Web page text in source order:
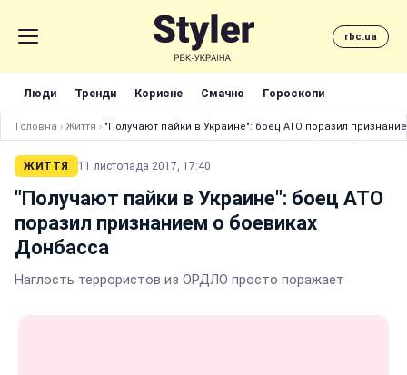
rbc.ua
Люди Тренди Корисне Смачно Гороскопи
Головна › Життя › "Получают пайки в Украине": боец АТО поразил
ЖИТТЯ 11 листопада 2017, 17:40
"Получают пайки в Украине": боец АТО
поразил признанием о боевиках
Донбасса
Наглость террористов из ОРДЛО просто поражает